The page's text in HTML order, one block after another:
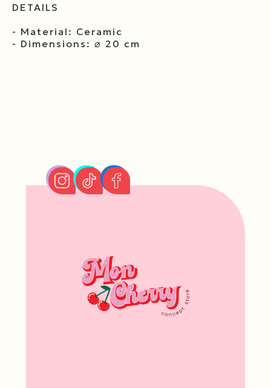
DETAILS
- Material: Ceramic
- Dimensions: ⌀ 20 cm